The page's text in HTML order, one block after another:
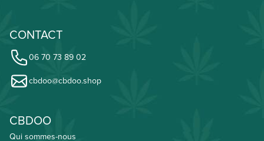
CONTACT
06 70 73 89 02
cbdoo@cbdoo.shop
CBDOO
Qui sommes-nous